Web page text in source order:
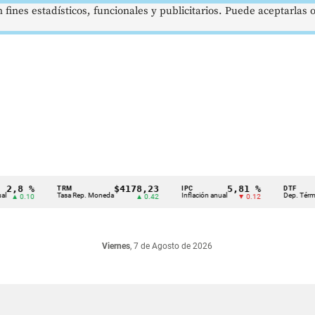
%
Tasa Rep. Moneda
$4178,23
▲ 0.42 Inflación anual
5,81 %
▼ 0.12 Dep. Término
Viernes, 7 de Agosto de 2026
estadísticos, funcionales y publicitarios. Puede aceptarlas